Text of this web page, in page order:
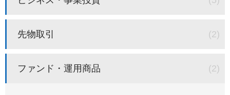
先物取引 (2)
ファンド・運用商品 (2)